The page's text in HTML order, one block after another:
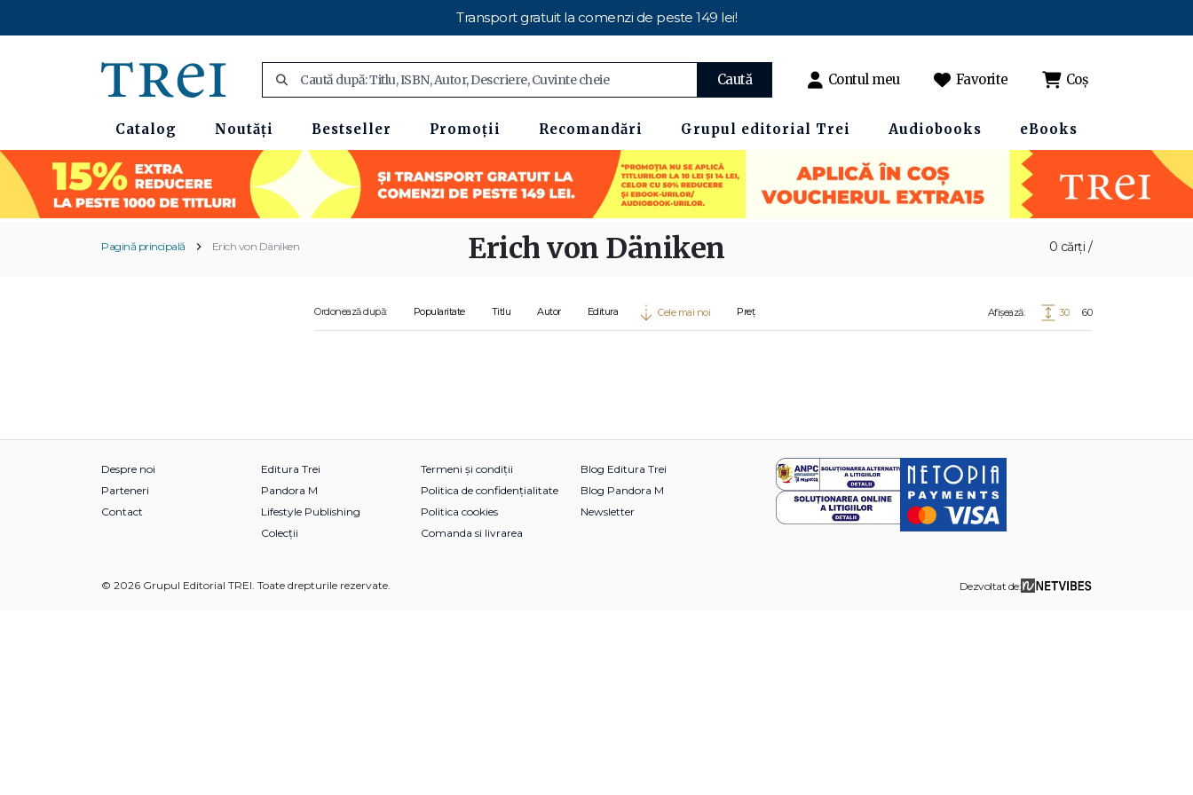
Transport gratuit la comenzi de peste 149 lei!
Caută Contul meu Favorite Coș
Catalog Noutăți Bestseller Promoții Recomandări Grupul editorial Trei Audiobooks eBooks
Pagină principală Erich von Däniken 0 cărți /
Erich von Däniken
Ordonează după: Popularitate Titlu Autor Editura Cele mai noi Preț Afișează: 30 60
Despre noi
Parteneri
Contact
Editura Trei
Pandora M
Lifestyle Publishing
Colecții
Termeni și condiții
Politica de confidențialitate
Politica cookies
Comanda si livrarea
Blog Editura Trei
Blog Pandora M
Newsletter
© 2026 Grupul Editorial TREI. Toate drepturile rezervate. Dezvoltat de: